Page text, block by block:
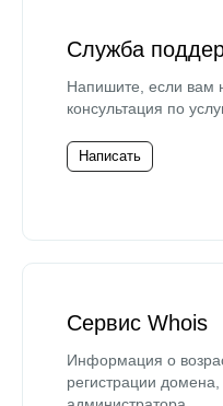
Служба
Напишите, если вам
консультация по
Написать
Сервис Whois
Информация о
регистрации домена,